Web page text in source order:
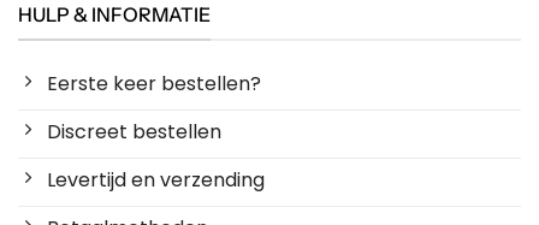
HULP & INFORMATIE
Eerste keer bestellen?
Discreet bestellen
Levertijd en verzending